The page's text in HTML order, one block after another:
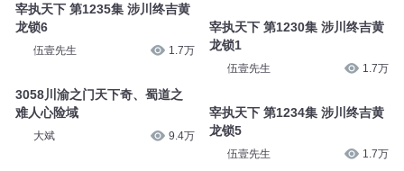
宰执天下 第1235集 涉川终吉黄
龙锁6
伍壹先生 1.7万
3058川渝之门天下奇、蜀道之
难人心险域
大斌 9.4万
宰执天下 第1230集 涉川终吉黄
龙锁1
伍壹先生 1.7万
宰执天下 第1234集 涉川终吉黄
龙锁5
伍壹先生 1.7万